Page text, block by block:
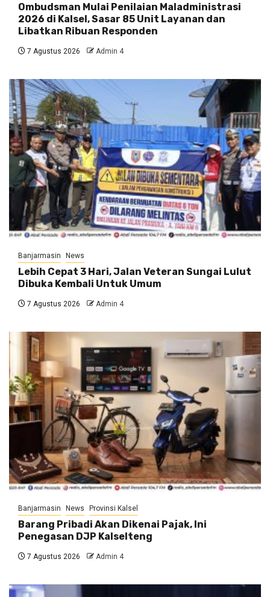
Ombudsman Mulai Penilaian Maladministrasi
2026 di Kalsel, Sasar 85 Unit Layanan dan
Libatkan Ribuan Responden
7 Agustus 2026 Admin 4
Banjarmasin News
Lebih Cepat 3 Hari, Jalan Veteran Sungai Lulut
Dibuka Kembali Untuk Umum
7 Agustus 2026 Admin 4
Banjarmasin News Provinsi Kalsel
Barang Pribadi Akan Dikenai Pajak, Ini
Penegasan DJP Kalselteng
7 Agustus 2026 Admin 4